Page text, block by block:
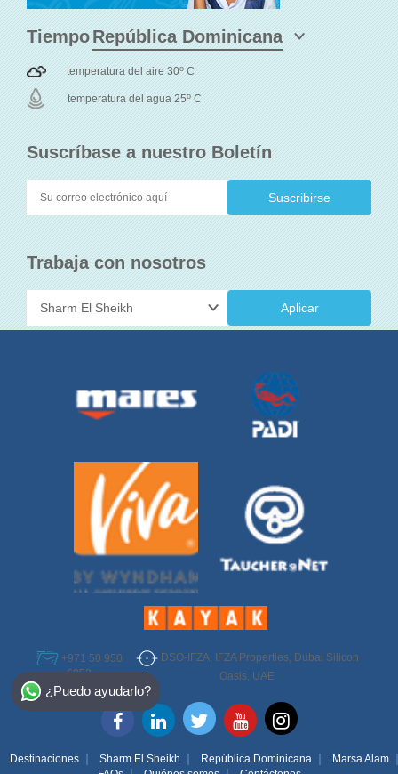
Suscríbase a nuestro Boletín
Trabaja con nosotros
Aplicar
Tiempo
temperatura del aire 30o C
temperatura del agua 25o C
+971 50 950
6952
DSO-IFZA, IFZA Properties, Dubai Silicon
Oasis, UAE
Destinaciones Sharm El Sheikh República Dominicana
Marsa Alam
¿Puedo ayudarlo?
Select Destination
Egypt